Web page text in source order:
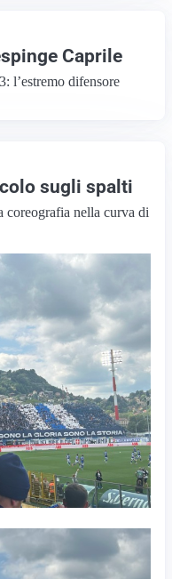
Caprile
l’estremo difensore
sugli spalti
coreografia nella curva di